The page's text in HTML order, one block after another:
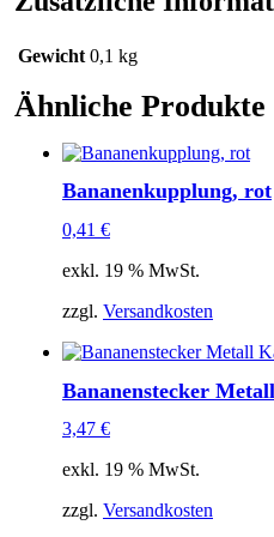
Gewicht 0,1 kg
Ähnliche Produkte
Bananenkupplung, rot
0,41 €
exkl. 19 % MwSt.
zzgl. Versandkosten
Bananenstecker
3,47 €
exkl. 19 % MwSt.
zzgl. Versandkosten